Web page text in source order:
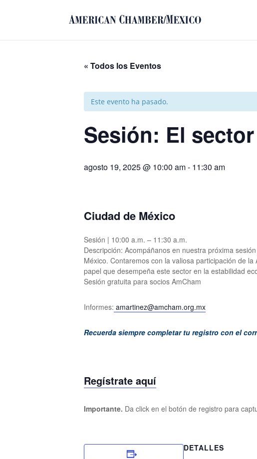
« Todos los Eventos
Este evento ha pasado.
Sesión: El
agosto 19, 2025 @ 10:00 am- 11:30 am
Ciudad de México
Sesión | 10:00 a.m. – 11:30 a.m.
Descripción: Acompáñanos en nuestra próxima
México. Contaremos con la valiosa participación de
papel que desempeña este sector en la estabilidad
Sesión gratuita para socios AmCham
Informes: amartinez@amcham.org.mx
Recuerda siempre completar tu registro con el
Regístrate aquí
Importante. Da click en el botón de registro para
DETALLES